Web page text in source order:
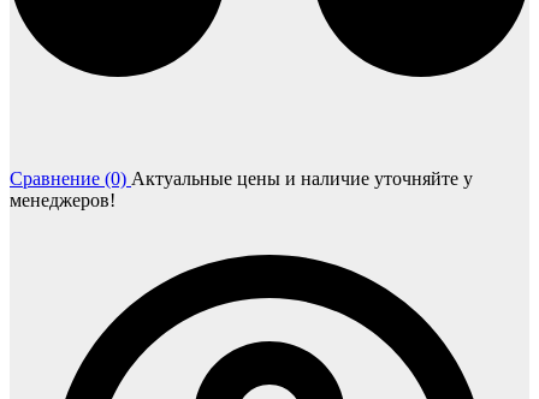
Сравнение (0) Актуальные цены и наличие уточняйте у
менеджеров!